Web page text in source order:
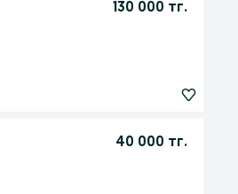
130 000 тг.
40 000 тг.